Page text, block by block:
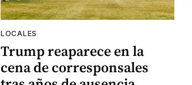
LOCALES
Trump reaparece en la
cena de corresponsales